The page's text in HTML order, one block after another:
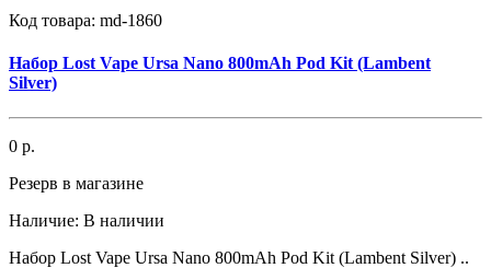
Код товара: md-1860
Набор Lost Vape Ursa Nano 800mAh Pod Kit (Lambent
Silver)
0 р.
Резерв в магазине
Наличие: В наличии
Набор Lost Vape Ursa Nano 800mAh Pod Kit (Lambent Silver) ..